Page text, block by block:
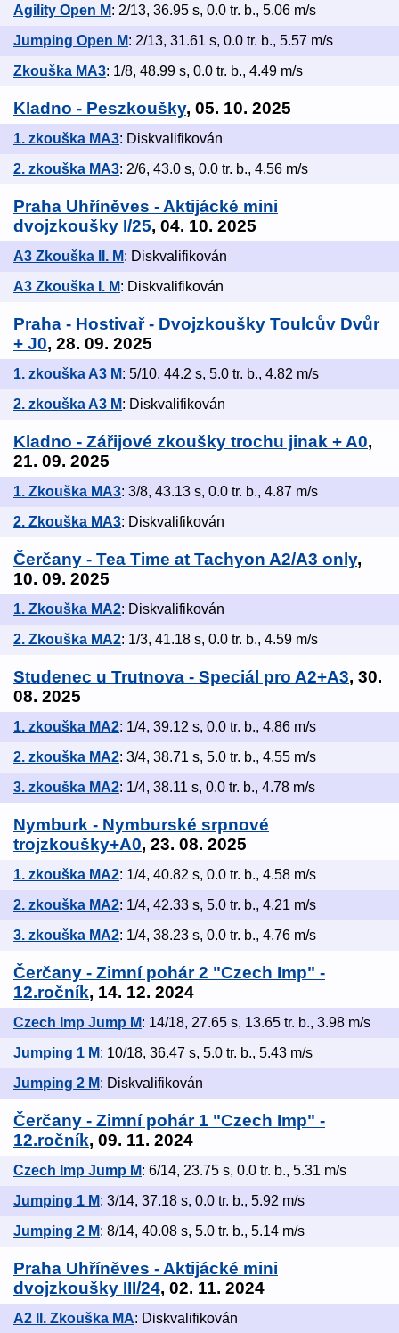
Agility Open M: 2/13, 36.95 s, 0.0 tr. b., 5.06 m/s
Jumping Open M: 2/13, 31.61 s, 0.0 tr. b., 5.57 m/s
Zkouška MA3: 1/8, 48.99 s, 0.0 tr. b., 4.49 m/s
Kladno - Peszkoušky, 05. 10. 2025
1. zkouška MA3: Diskvalifikován
2. zkouška MA3: 2/6, 43.0 s, 0.0 tr. b., 4.56 m/s
Praha Uhříněves - Aktijácké mini
dvojzkoušky I/25, 04. 10. 2025
A3 Zkouška II. M: Diskvalifikován
A3 Zkouška I. M: Diskvalifikován
Praha - Hostivař - Dvojzkoušky Toulcův Dvůr
+ J0, 28. 09. 2025
1. zkouška A3 M: 5/10, 44.2 s, 5.0 tr. b., 4.82 m/s
2. zkouška A3 M: Diskvalifikován
Kladno - Zářijové zkoušky trochu jinak + A0,
21. 09. 2025
1. Zkouška MA3: 3/8, 43.13 s, 0.0 tr. b., 4.87 m/s
2. Zkouška MA3: Diskvalifikován
Čerčany - Tea Time at Tachyon A2/A3 only,
10. 09. 2025
1. Zkouška MA2: Diskvalifikován
2. Zkouška MA2: 1/3, 41.18 s, 0.0 tr. b., 4.59 m/s
Studenec u Trutnova - Speciál pro A2+A3, 30.
08. 2025
1. zkouška MA2: 1/4, 39.12 s, 0.0 tr. b., 4.86 m/s
2. zkouška MA2: 3/4, 38.71 s, 5.0 tr. b., 4.55 m/s
3. zkouška MA2: 1/4, 38.11 s, 0.0 tr. b., 4.78 m/s
Nymburk - Nymburské srpnové
trojzkoušky+A0, 23. 08. 2025
1. zkouška MA2: 1/4, 40.82 s, 0.0 tr. b., 4.58 m/s
2. zkouška MA2: 1/4, 42.33 s, 5.0 tr. b., 4.21 m/s
3. zkouška MA2: 1/4, 38.23 s, 0.0 tr. b., 4.76 m/s
Čerčany - Zimní pohár 2 "Czech Imp" -
12.ročník, 14. 12. 2024
Czech Imp Jump M: 14/18, 27.65 s, 13.65 tr. b., 3.98 m/s
Jumping 1 M: 10/18, 36.47 s, 5.0 tr. b., 5.43 m/s
Jumping 2 M: Diskvalifikován
Čerčany - Zimní pohár 1 "Czech Imp" -
12.ročník, 09. 11. 2024
Czech Imp Jump M: 6/14, 23.75 s, 0.0 tr. b., 5.31 m/s
Jumping 1 M: 3/14, 37.18 s, 0.0 tr. b., 5.92 m/s
Jumping 2 M: 8/14, 40.08 s, 5.0 tr. b., 5.14 m/s
Praha Uhříněves - Aktijácké mini
dvojzkoušky III/24, 02. 11. 2024
A2 II. Zkouška MA: Diskvalifikován